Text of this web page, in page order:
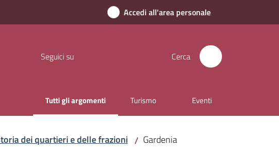
Accedi all'area personale
Seguici su Cerca
Tutti gli argomenti
Menu selezionato Turismo Eventi
dei quartieri e delle frazioni / Gardenia